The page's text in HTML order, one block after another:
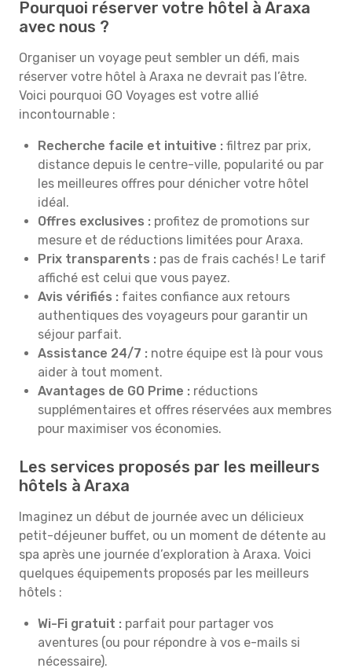
Pourquoi réserver votre hôtel à Araxa
avec nous ?
Organiser un voyage peut sembler un défi, mais
réserver votre hôtel à Araxa ne devrait pas l’être.
Voici pourquoi GO Voyages est votre allié
incontournable :
Recherche facile et intuitive : filtrez par prix,
distance depuis le centre-ville, popularité ou par
les meilleures offres pour dénicher votre hôtel
idéal.
Offres exclusives : profitez de promotions sur
mesure et de réductions limitées pour Araxa.
Prix transparents : pas de frais cachés ! Le tarif
affiché est celui que vous payez.
Avis vérifiés : faites confiance aux retours
authentiques des voyageurs pour garantir un
séjour parfait.
Assistance 24/7 : notre équipe est là pour vous
aider à tout moment.
Avantages de GO Prime : réductions
supplémentaires et offres réservées aux membres
pour maximiser vos économies.
Les services proposés par les meilleurs
hôtels à Araxa
Imaginez un début de journée avec un délicieux
petit-déjeuner buffet, ou un moment de détente au
spa après une journée d’exploration à Araxa. Voici
quelques équipements proposés par les meilleurs
hôtels :
Wi-Fi gratuit : parfait pour partager vos
aventures (ou pour répondre à vos e-mails si
nécessaire).